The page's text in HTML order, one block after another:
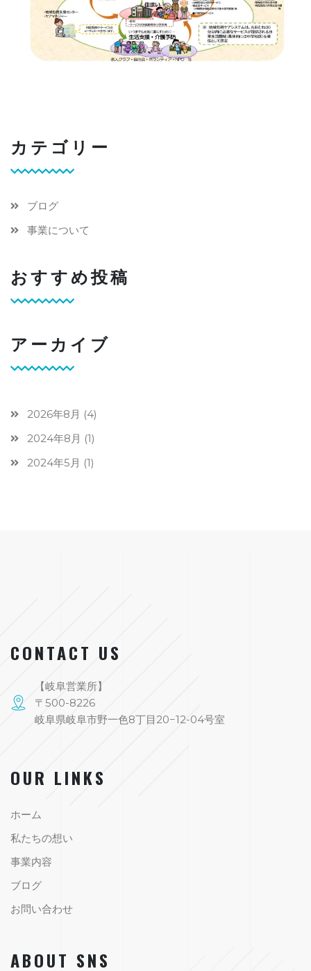
カテゴリー
ブログ
事業について
おすすめ投稿
アーカイブ
2026年8月 (4)
2024年8月 (1)
2024年5月 (1)
CONTACT US
【岐阜営業所】
〒500-8226
岐阜県岐阜市野一色8丁目20−12-04号室
OUR LINKS
ホーム
私たちの想い
事業内容
ブログ
お問い合わせ
ABOUT SNS